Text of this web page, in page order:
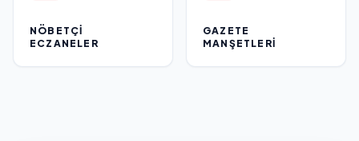
NÖBETÇI
ECZANELER
GAZETE
MANŞETLERI